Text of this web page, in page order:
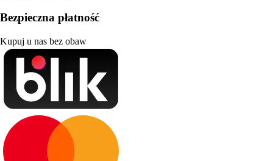
Bezpieczna płatność
Kupuj u nas bez obaw